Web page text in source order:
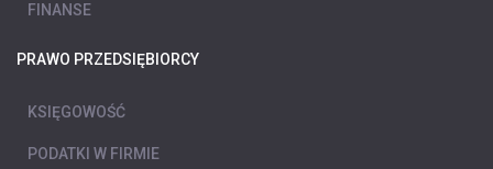
FINANSE
PRAWO PRZEDSIĘBIORCY
KSIĘGOWOŚĆ
PODATKI W FIRMIE